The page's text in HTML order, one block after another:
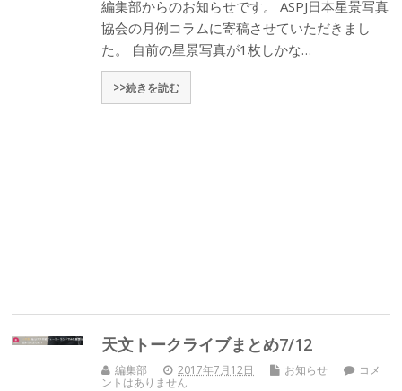
編集部からのお知らせです。 ASPJ日本星景写真
協会の月例コラムに寄稿させていただきまし
た。 自前の星景写真が1枚しかな…
>>続きを読む
天文トークライブまとめ7/12
編集部 2017年7月12日 お知らせ
コメ
ントはありません